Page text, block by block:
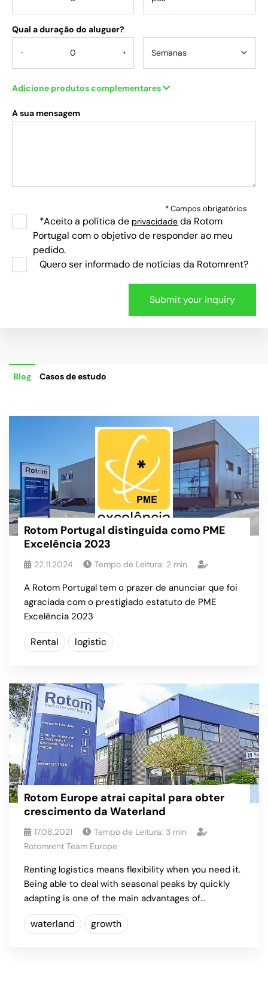
Qual a duração do aluguer?
- +
Adicione produtos complementares
A sua mensagem
* Campos obrigatórios
*Aceito a política de privacidade da Rotom
Portugal com o objetivo de responder ao meu
pedido.
Quero ser informado de notícias da Rotomrent?
Blog Casos de estudo
Rotom Portugal distinguida como PME
Excelência 2023
22.11.2024 Tempo de Leitura: 2 min
A Rotom Portugal tem o prazer de anunciar que foi
agraciada com o prestigiado estatuto de PME
Excelência 2023
Rental logistic
Rotom Europe atrai capital para obter
crescimento da Waterland
17.08.2021 Tempo de Leitura: 3 min
Rotomrent Team Europe
Renting logistics means flexibility when you need it.
Being able to deal with seasonal peaks by quickly
adapting is one of the main advantages of…
waterland growth